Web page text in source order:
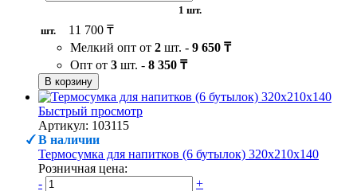
1 шт.
шт.
11 700 ₸
Мелкий опт от 2 шт. - 9 650 ₸
Опт от 3 шт. - 8 350 ₸
В корзину
Быстрый просмотр
Артикул: 103115
В наличии
Термосумка для напитков (6 бутылок) 320х210х140
Розничная цена:
-
+